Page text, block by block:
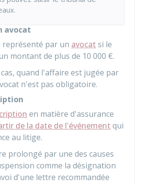
avocat
représenté par un avocat si le
montant de plus de 10 000 €.
quand l'affaire est jugée par
n'est pas obligatoire.
en matière d'assurance
de la date de l'événement qui
au litige.
prolongé par une des causes
comme la désignation
d'une lettre recommandée